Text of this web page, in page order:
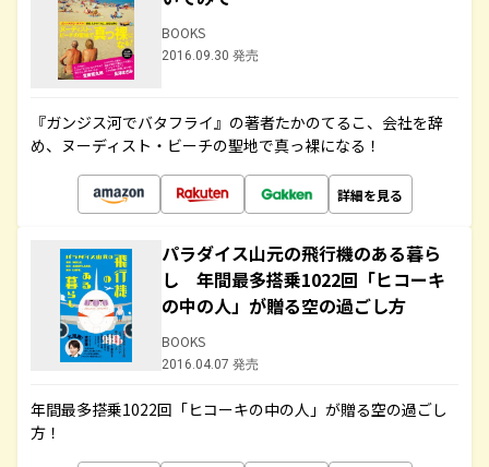
BOOKS
2016.09.30 発売
『ガンジス河でバタフライ』の著者たかのてるこ、会社を辞
め、ヌーディスト・ビーチの聖地で真っ裸になる！
詳細を見る
パラダイス山元の飛行機のある暮ら
し 年間最多搭乗1022回「ヒコーキ
の中の人」が贈る空の過ごし方
BOOKS
2016.04.07 発売
年間最多搭乗1022回「ヒコーキの中の人」が贈る空の過ごし
方！